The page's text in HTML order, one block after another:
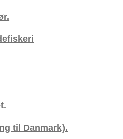
til Danmark).